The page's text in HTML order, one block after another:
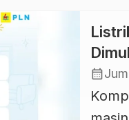
calendar_month